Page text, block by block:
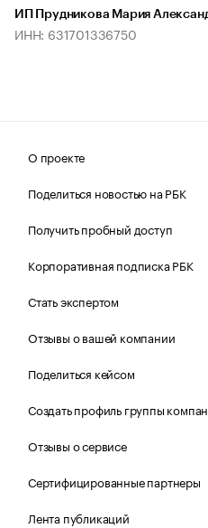
ИП Прудникова Мария
ИНН: 631701336750
О проекте
Поделиться новостью на РБК
Получить пробный доступ
Корпоративная подписка РБК
Стать экспертом
Отзывы о вашей компании
Поделиться кейсом
Создать профиль группы
Отзывы о сервисе
Сертифицированные партнеры
Лента публикаций